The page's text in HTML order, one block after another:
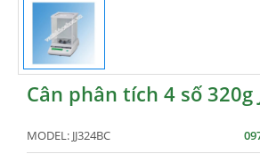
Cân phân tích 4 số 320g
MODEL: JJ324BC